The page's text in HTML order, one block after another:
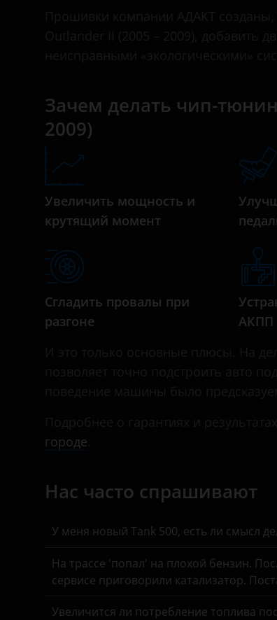
Cadillac
Changan
Chery
Chevrolet
Chrysler
Daewoo
Daihatsu
Datsun
FAW
Ford
Genesis
Great Wall (GWM)
Зачем делать чип-
2009)
Увеличить мощность и
крутящий момент
Сгладить провалы при
разгоне
АКПП
городе
Нас часто спрашивают
У меня новый Tank 500, есть ли смысл
На трассе 'попал' на плохой бензин.
сервисе приговорили катализатор.
Увеличится ли потребление топлива